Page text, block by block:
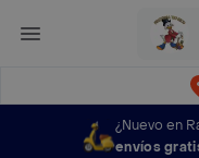
¿Nuevo en
envíos